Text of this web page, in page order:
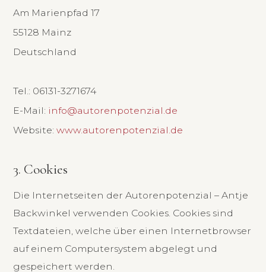
Am Marienpfad 17
55128 Mainz
Deutschland
Tel.: 06131-3271674
E-Mail: info@autorenpotenzial.de
Website:www.autorenpotenzial.de
3. Cookies
Die Internetseiten der Autorenpotenzial – Antje
Backwinkel verwenden Cookies. Cookies sind
Textdateien, welche über einen Internetbrowser
auf einem Computersystem abgelegt und
gespeichert werden.